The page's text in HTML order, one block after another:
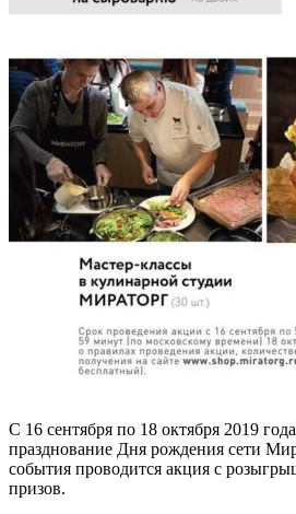
С 16 сентября по 18 октября 2019
празднование Дня рождения сети
события проводится акция с
призов.